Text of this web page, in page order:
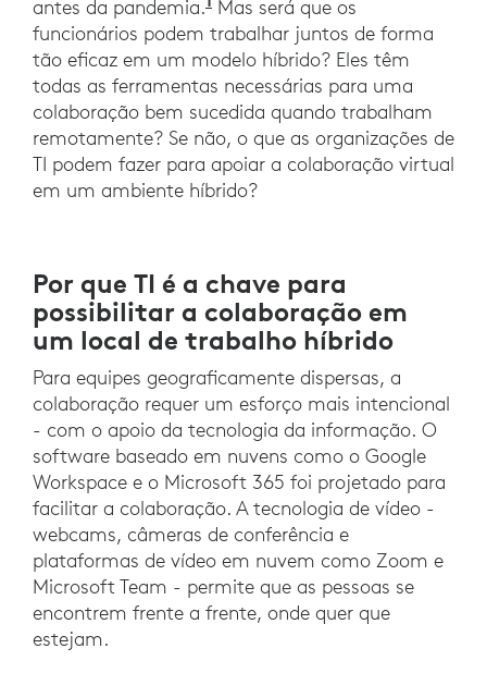
antes da pandemia. A Gartner diz que os
Mas será que os
funcionários podem trabalhar juntos de forma
tão eficaz em um modelo híbrido? Eles têm
todas as ferramentas necessárias para uma
colaboração bem sucedida quando trabalham
remotamente? Se não, o que as organizações de
TI podem fazer para apoiar a colaboração virtual
em um ambiente híbrido?
Por que TI é a chave para
possibilitar a colaboração em
um local de trabalho híbrido
Para equipes geograficamente dispersas, a
colaboração requer um esforço mais intencional
- com o apoio da tecnologia da informação. O
software baseado em nuvens como o Google
Workspace e o Microsoft 365 foi projetado para
facilitar a colaboração. A tecnologia de vídeo -
webcams, câmeras de conferência e
plataformas de vídeo em nuvem como Zoom e
Microsoft Team - permite que as pessoas se
encontrem frente a frente, onde quer que
estejam.